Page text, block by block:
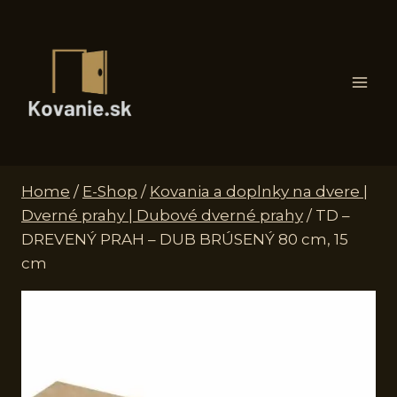
Home / E-Shop / Kovania a doplnky na dvere |
Dverné prahy | Dubové dverné prahy / TD –
DREVENÝ PRAH – DUB BRÚSENÝ 80 cm, 15
cm